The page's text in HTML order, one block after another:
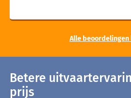
Alle beoordelingen
Betere
prijs